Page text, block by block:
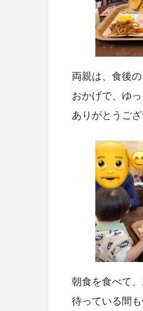
両親は、食後
おかげで、ゆ
ありがとうご
朝食を食べて
待っている間